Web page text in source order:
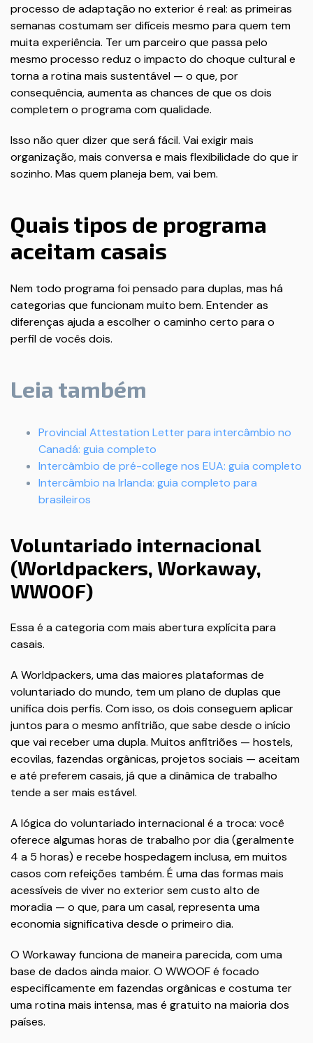
processo de adaptação no exterior é real: as primeiras
semanas costumam ser difíceis mesmo para quem tem
muita experiência. Ter um parceiro que passa pelo
mesmo processo reduz o impacto do choque cultural e
torna a rotina mais sustentável — o que, por
consequência, aumenta as chances de que os dois
completem o programa com qualidade.
Isso não quer dizer que será fácil. Vai exigir mais
organização, mais conversa e mais flexibilidade do que ir
sozinho. Mas quem planeja bem, vai bem.
Quais tipos de programa
aceitam casais
Nem todo programa foi pensado para duplas, mas há
categorias que funcionam muito bem. Entender as
diferenças ajuda a escolher o caminho certo para o
perfil de vocês dois.
Leia também
Provincial Attestation Letter para intercâmbio no
Canadá: guia completo
Intercâmbio de pré-college nos EUA: guia completo
Intercâmbio na Irlanda: guia completo para
brasileiros
Voluntariado internacional
(Worldpackers, Workaway,
WWOOF)
Essa é a categoria com mais abertura explícita para
casais.
A Worldpackers, uma das maiores plataformas de
voluntariado do mundo, tem um plano de duplas que
unifica dois perfis. Com isso, os dois conseguem aplicar
juntos para o mesmo anfitrião, que sabe desde o início
que vai receber uma dupla. Muitos anfitriões — hostels,
ecovilas, fazendas orgânicas, projetos sociais — aceitam
e até preferem casais, já que a dinâmica de trabalho
tende a ser mais estável.
A lógica do voluntariado internacional é a troca: você
oferece algumas horas de trabalho por dia (geralmente
4 a 5 horas) e recebe hospedagem inclusa, em muitos
casos com refeições também. É uma das formas mais
acessíveis de viver no exterior sem custo alto de
moradia — o que, para um casal, representa uma
economia significativa desde o primeiro dia.
O Workaway funciona de maneira parecida, com uma
base de dados ainda maior. O WWOOF é focado
especificamente em fazendas orgânicas e costuma ter
uma rotina mais intensa, mas é gratuito na maioria dos
países.